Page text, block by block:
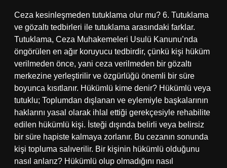
Ceza kesinleşmeden tutuklama olur mu? 6. Tutuklama
ve gözaltı tedbirleri ile tutuklama arasındaki farklar.
Tutuklama, Ceza Muhakemeleri Usulü Kanunu’nda
öngörülen en ağır koruyucu tedbirdir, çünkü kişi hüküm
verilmeden önce, yani ceza verilmeden bir gözaltı
merkezine yerleştirilir ve özgürlüğü önemli bir süre
boyunca kısıtlanır. Hükümlü kime denir? Hükümlü veya
tutuklu; Toplumdan dışlanan ve eylemiyle başkalarının
haklarını yasal olarak ihlal ettiği gerekçesiyle rehabilite
edilen hükümlü kişi. İsteği dışında belirli veya belirsiz
bir süre hapiste kalmaya zorlanır. Bu cezanın sonunda
kişi topluma salıverilir. Bir kişinin hükümlü olduğunu
nasıl anlarız? Hükümlü olup olmadığını nasıl